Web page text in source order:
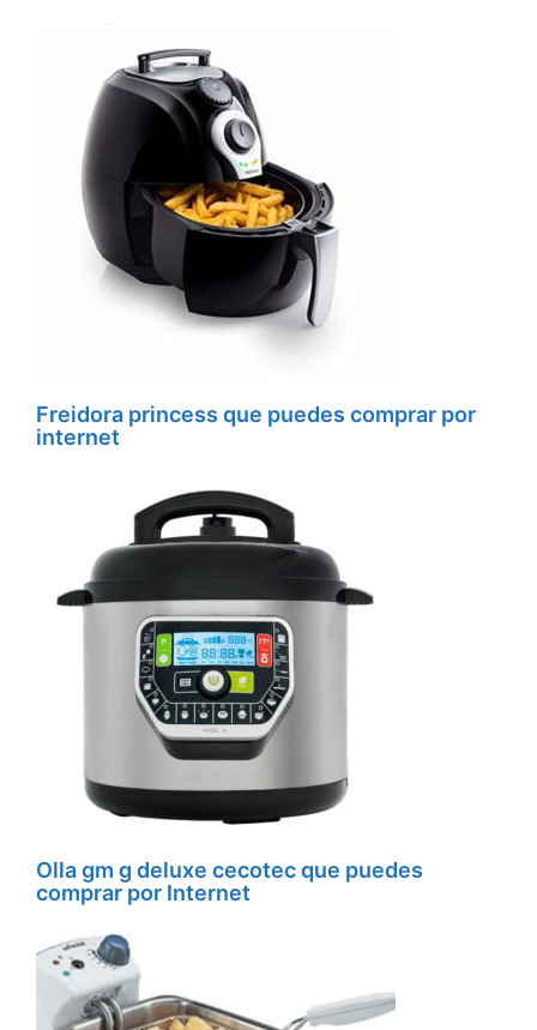
Freidora princess que puedes comprar por
internet
Olla gm g deluxe cecotec que puedes
comprar por Internet